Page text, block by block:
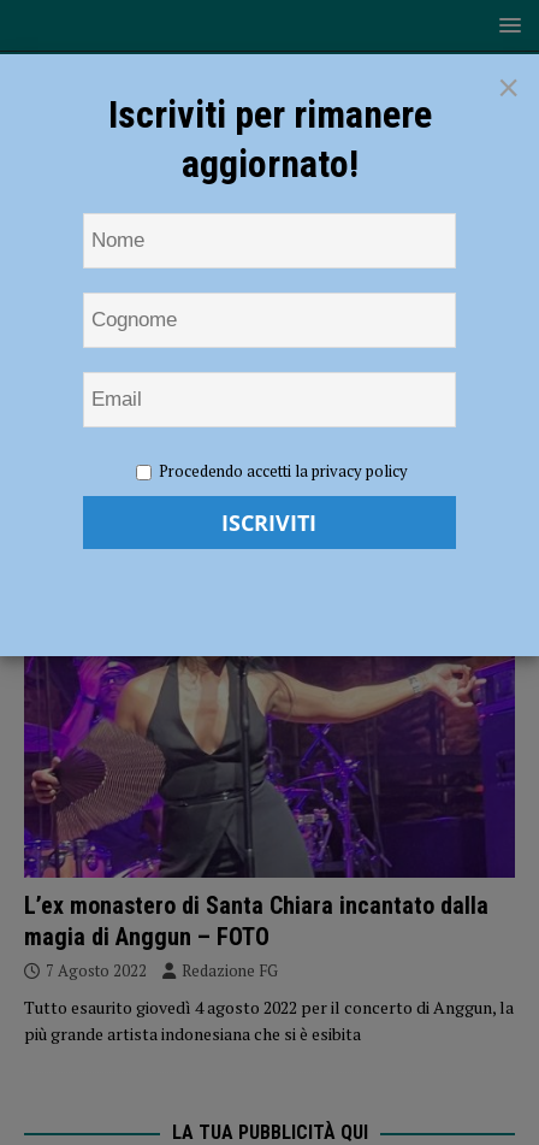
L’ex monastero di Santa Chiara incantato dalla
magia di Anggun – FOTO
7 Agosto 2022 Redazione FG
Tutto esaurito giovedì 4 agosto 2022 per il concerto di Anggun, la
più grande artista indonesiana che si è esibita
LA TUA PUBBLICITÀ QUI
×
Iscriviti per rimanere
aggiornato!
Procedendo accetti la privacy policy